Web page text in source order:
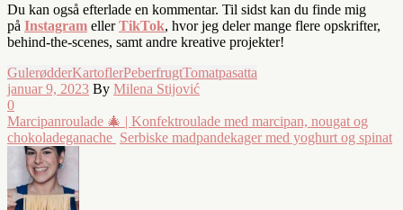
Du kan også efterlade en kommentar. Til sidst kan du finde mig
på Instagram ellerTikTok, hvor jeg deler mange flere opskrifter,
behind-the-scenes, samt andre kreative projekter!
GulerødderKartoflerPeberfrugtTomatpasatta
januar 9, 2023 By Milena Stijović
0
Marcipanroulade 🎄 | Konfektroulade med marcipan, nougat og
chokoladeganache Serbiske madpandekager med yoghurt og spinat